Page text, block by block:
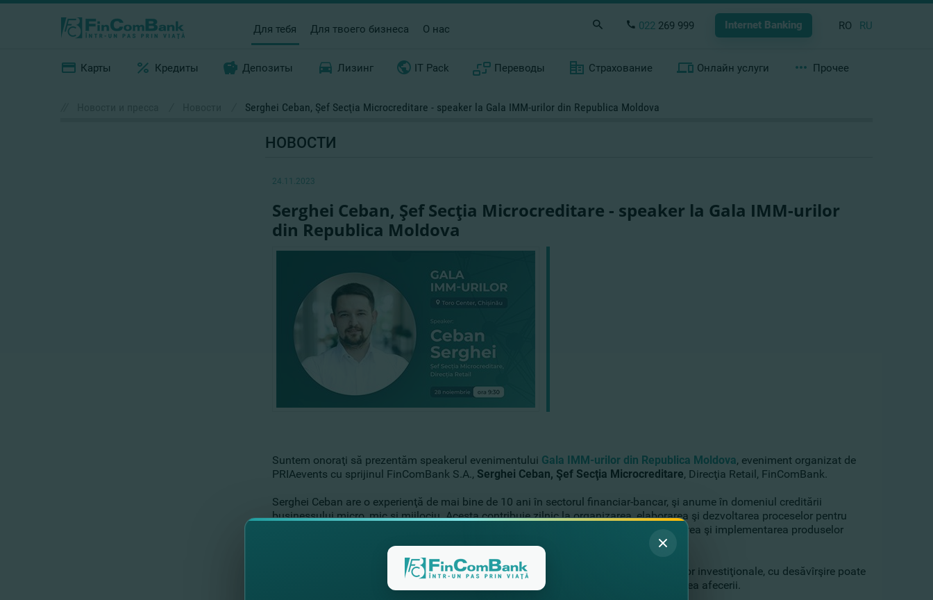
Для тебя Для твоего бизнеса О нас 022 269 999 Internet Banking RO RU
Карты Кредиты Депозиты Лизинг IT Pack Переводы Страхование Онлайн услуги Прочее
Serghei Ceban, Şef Secţia Microcreditare - speaker la Gala IMM-urilor din Republica Moldova
НОВОСТИ
24.11.2023
Serghei Ceban, Şef Secţia Microcreditare - speaker la Gala IMM-urilor
din Republica Moldova
Suntem onoraţi să prezentăm speakerul evenimentului Gala IMM-urilor din Republica Moldova, eveniment organizat de
PRIAevents cu sprijinul FinComBank S.A., Serghei Ceban, Şef Secţia Microcreditare, Direcţia Retail, FinComBank.
Serghei Ceban are o experienţă de mai bine de 10 ani în sectorul financiar-bancar, şi anume în domeniul creditării
businessului micro, mic şi mijlociu. Acesta contribuie zilnic la organizarea, elaborarea şi dezvoltarea proceselor pentru
înbunătăţirea dialogului dintre mediul de afaceri şi instituţiile financiare prin dezvoltarea şi implementarea produselor
Datorită implicării în procesul de creditare şi asistarea a antreprenorilor în proiectele lor investiţionale, cu desăvîrşire poate
sugera cea mai convenabilă metodă de finanţare a ideilor care vor contribui la creşterea afecerii.